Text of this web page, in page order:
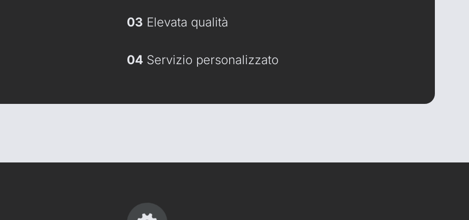
03 Elevata qualità
04 Servizio personalizzato